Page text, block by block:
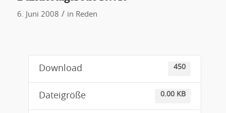
6. Juni 2008 / in Reden
Download 450
Dateigröße 0.00 KB